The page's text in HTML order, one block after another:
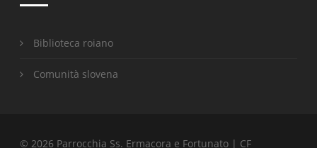
Biblioteca roiano
Comunità slovena
© 2026 Parrocchia Ss. Ermacora e Fortunato | CF